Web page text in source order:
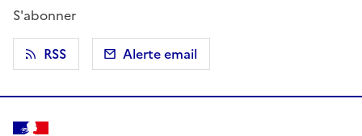
S'abonner
RSS
Alerte email